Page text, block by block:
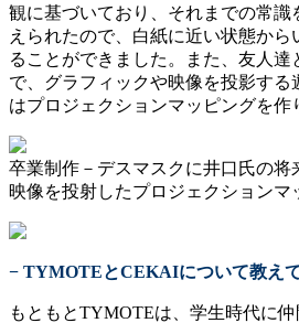
観に基づいており、それまでの常識
えられたので、白紙に近い状態か
ることができました。また、友人達
で、グラフィックや映像を投影す
はプロジェクションマッピングを作
卒業制作－デスマスクに井口氏の将
映像を投射したプロジェクションマ
− TYMOTEとCEKAIについて教え
もともとTYMOTEは、学生時代に